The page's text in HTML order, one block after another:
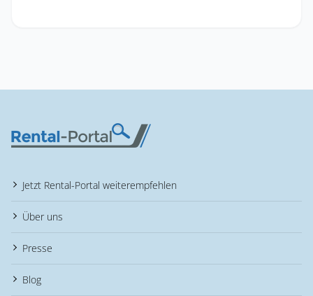
Jetzt Rental-Portal weiterempfehlen
Über uns
Presse
Blog